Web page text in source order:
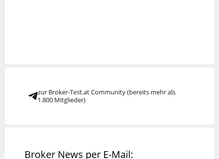
zur Broker-Test.at Community (bereits mehr als
1.800 Mitglieder)
Broker News per E-Mail: